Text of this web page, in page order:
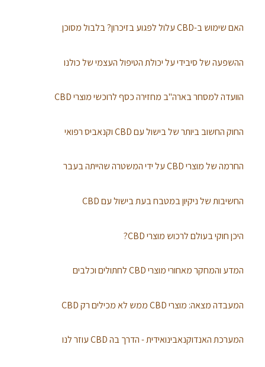
האם שימוש ב-CBD עלול לפגוע בזיכרון? בלבול מסוכן
ההשפעה של סיבידי על יכולת הטיפול העצמי של כולנו
הוועדה למסחר בארה"ב מחזירה כסף לרוכשי מוצרי CBD
החוק החשוב ביותר של בישול עם CBD וקנאביס רפואי
החרמה של מוצרי CBD על ידי המשטרה שהייתה בעבר
החשיבות של ניקיון במטבח בעת בישול עם CBD
היכן חוקי בעולם לרכוש מוצרי CBD?
המדע והמחקר מאחורי מוצרי CBD לחתולים וכלבים
המעבדה מצאה: מוצרי CBD ממש לא מכילים רק CBD
המערכת האנדוקנאבינואידית - הדרך בה CBD עוזר לנו